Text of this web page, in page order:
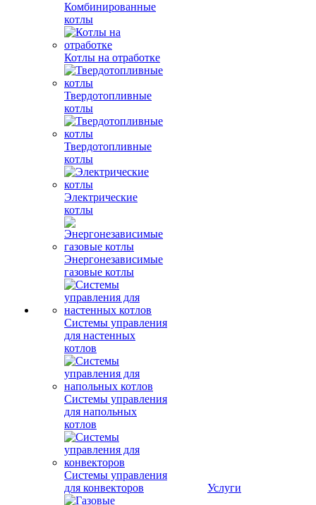
Комбинированные
котлы
Котлы на отработке
Твердотопливные
котлы
Твердотопливные
котлы
Электрические
котлы
Энергонезависимые
газовые котлы
Системы управления
для настенных
котлов
Системы управления
для напольных
котлов
Системы управления
для конвекторов
Услуги